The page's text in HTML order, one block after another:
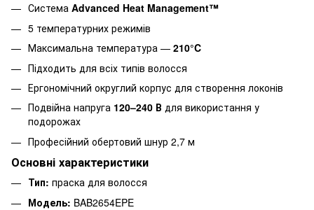
Система Advanced Heat Management™
5 температурних режимів
Максимальна температура — 210°C
Підходить для всіх типів волосся
Ергономічний округлий корпус для створення локонів
Подвійна напруга 120–240 В для використання у
подорожах
Професійний обертовий шнур 2,7 м
Основні характеристики
Тип: праска для волосся
Модель: BAB2654EPE